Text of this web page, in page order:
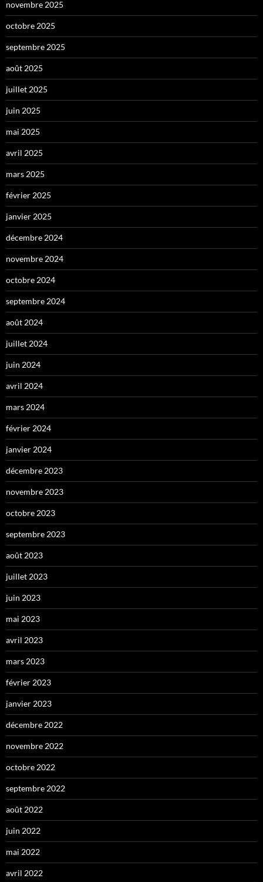
novembre 2025
octobre 2025
septembre 2025
août 2025
juillet 2025
juin 2025
mai 2025
avril 2025
mars 2025
février 2025
janvier 2025
décembre 2024
novembre 2024
octobre 2024
septembre 2024
août 2024
juillet 2024
juin 2024
avril 2024
mars 2024
février 2024
janvier 2024
décembre 2023
novembre 2023
octobre 2023
septembre 2023
août 2023
juillet 2023
juin 2023
mai 2023
avril 2023
mars 2023
février 2023
janvier 2023
décembre 2022
novembre 2022
octobre 2022
septembre 2022
août 2022
juin 2022
mai 2022
avril 2022